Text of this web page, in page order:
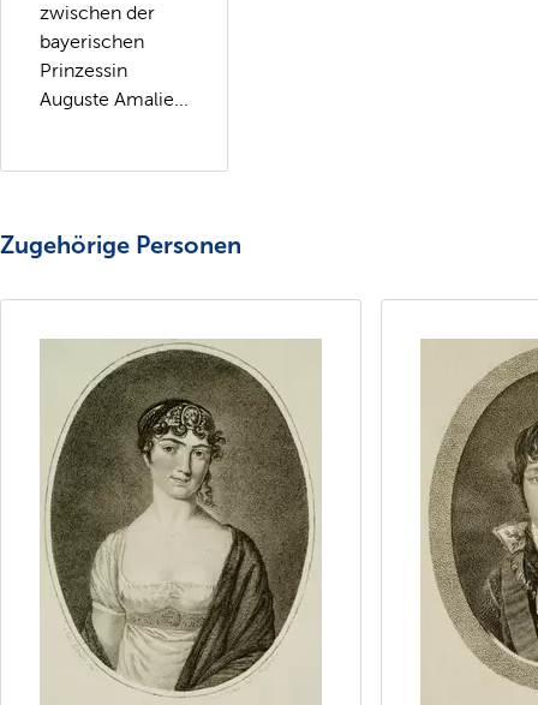
zwischen der
bayerischen
Prinzessin
Auguste Amalie...
Zugehörige Personen